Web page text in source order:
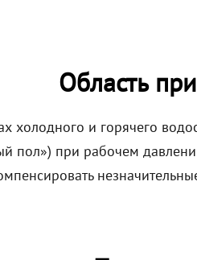
Область
холодного и горячего
пол») при рабочем